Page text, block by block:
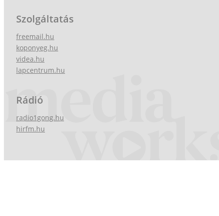
Szolgáltatás
freemail.hu
koponyeg.hu
videa.hu
lapcentrum.hu
Rádió
radio1gong.hu
hirfm.hu